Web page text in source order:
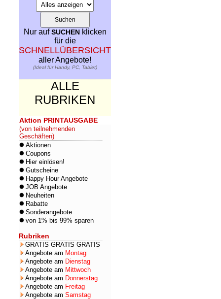
Nur aufSUCHEN klicken
für die
SCHNELLÜBERSICHT
aller Angebote!
(Ideal für Handy, PC, Tablet)
ALLE
RUBRIKEN
Aktion PRINTAUSGABE
(von teilnehmenden
Geschäften)
Aktionen
Coupons
Hier einlösen!
Gutscheine
Happy Hour Angebote
JOB Angebote
Neuheiten
Rabatte
Sonderangebote
von 1% bis 99% sparen
Rubriken
GRATIS GRATIS GRATIS
Angebote am Montag
Angebote am Dienstag
Angebote am Mittwoch
Angebote am Donnerstag
Angebote am Freitag
Angebote am Samstag